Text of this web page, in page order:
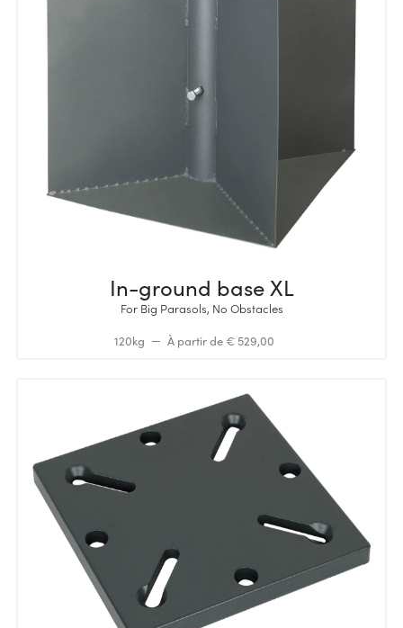
In-ground base XL
For Big Parasols, No Obstacles
120kg À partir de € 529,00